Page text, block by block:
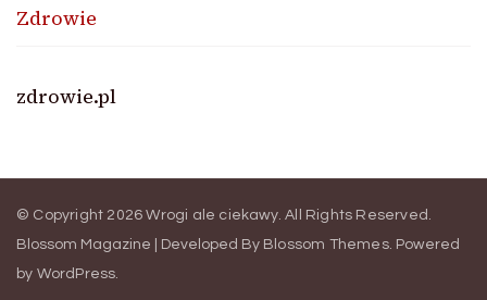
Zdrowie
zdrowie.pl
© Copyright 2026Wrogi ale ciekawy. All Rights Reserved.
Blossom Magazine | Developed By Blossom Themes. Powered
by WordPress